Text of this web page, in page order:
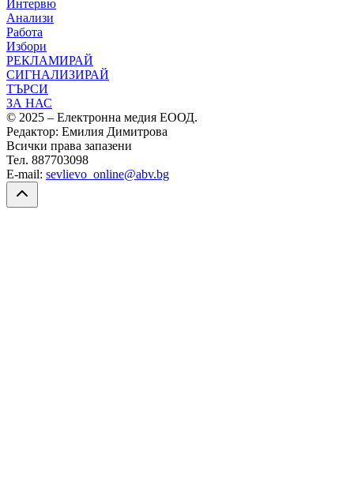
Интервю
Анализи
Работа
Избори
РЕКЛАМИРАЙ
СИГНАЛИЗИРАЙ
ТЪРСИ
ЗА НАС
© 2025 – Електронна медия ЕООД.
Редактор: Емилия Димитрова
Всички права запазени
Тел. 887703098
E-mail: sevlievo_online@abv.bg